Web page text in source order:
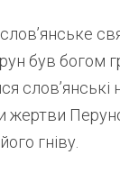
був богом
слов’янські
жертви
гніву.